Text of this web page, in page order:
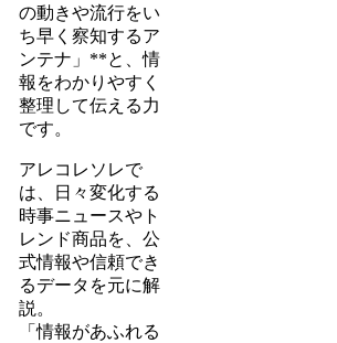
の動きや流行をい
ち早く察知するア
ンテナ」**と、情
報をわかりやすく
整理して伝える力
です。
アレコレソレで
は、日々変化する
時事ニュースやト
レンド商品を、公
式情報や信頼でき
るデータを元に解
説。
「情報があふれる